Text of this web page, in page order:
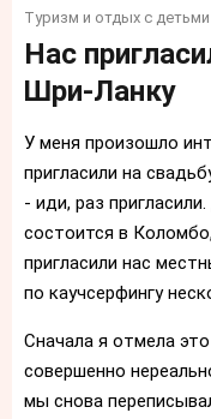
Туризм и отдых с детьми
Нас
Шри-Ланку
У меня произошло
пригласили на
- иди, раз
состоится в
пригласили нас
по каучсерфингу
Сначала я отмела
совершенно
мы снова